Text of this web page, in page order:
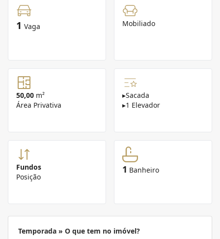
1 Vaga Mobiliado
50,00 m²
Área Privativa
▸Sacada
▸1 Elevador
Fundos
Posição
1 Banheiro
Temporada » O que tem no imóvel?